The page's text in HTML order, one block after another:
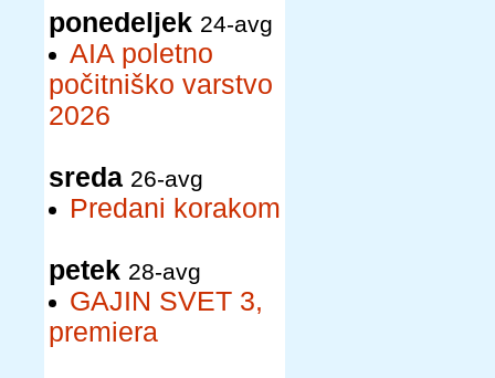
ponedeljek 24-avg
AIA poletno
počitniško varstvo
2026
sreda 26-avg
Predani korakom
petek 28-avg
GAJIN SVET 3,
premiera